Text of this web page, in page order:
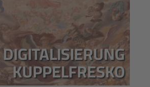
DIGITALISIERUNG
KUPPELFRESKO